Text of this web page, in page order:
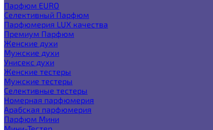
Парфюм EURO
Селективный Парфюм
Парфюмерия LUX качества
Премиум Парфюм
Женские духи
Мужские духи
Унисекс духи
Женские тестеры
Мужские тестеры
Селективные тестеры
Номерная парфюмерия
Арабская парфюмерия
Парфюм Мини